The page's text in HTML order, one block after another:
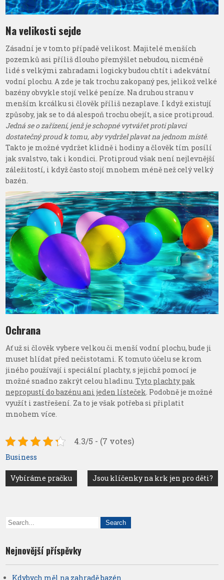
Na velikosti sejde
Zásadní je v tomto případě velikost. Majitelé menších
pozemků asi příliš dlouho přemýšlet nebudou, nicméně
lidé s velkými zahradami logicky budou chtít i adekvátní
vodní plochu. A zde je tak trochu zakopaný pes, jelikož velké
bazény obvykle stojí velké peníze. Na druhou stranu v
menším krcálku si člověk příliš nezaplave. I když existují
způsoby, jak se to dá alespoň trochu obejít, a sice protiproud.
Jedná se o zařízení, jenž je schopné vytvářet proti plavci
dostatečný proud k tomu, aby vydržel plavat na jednom místě.
Takto je možné vydržet klidně i hodiny a člověk tím posílí
jak svalstvo, tak i kondici. Protiproud však není nejlevnější
záležitostí, i když často stojí mnohem méně než celý velký
bazén.
Ochrana
Ať už si člověk vybere velkou či menší vodní plochu, bude ji
muset hlídat před nečistotami. K tomuto účelu se krom
jiného používají i speciální plachty, s jejichž pomocí je
možné snadno zakrýt celou hladinu.Tyto plachty pak
nepropustí do bazénu ani jeden lísteček. Podobně je možné
využít i zastřešení. Za to je však potřeba si připlatit
mnohem více.
4.3/5 - (7 votes)
Business
Navigace
Vybíráme pračku Jsou klíčenky na krk jen pro děti?
Nejnovější příspěvky
Kdybych měl na zahradě bazén